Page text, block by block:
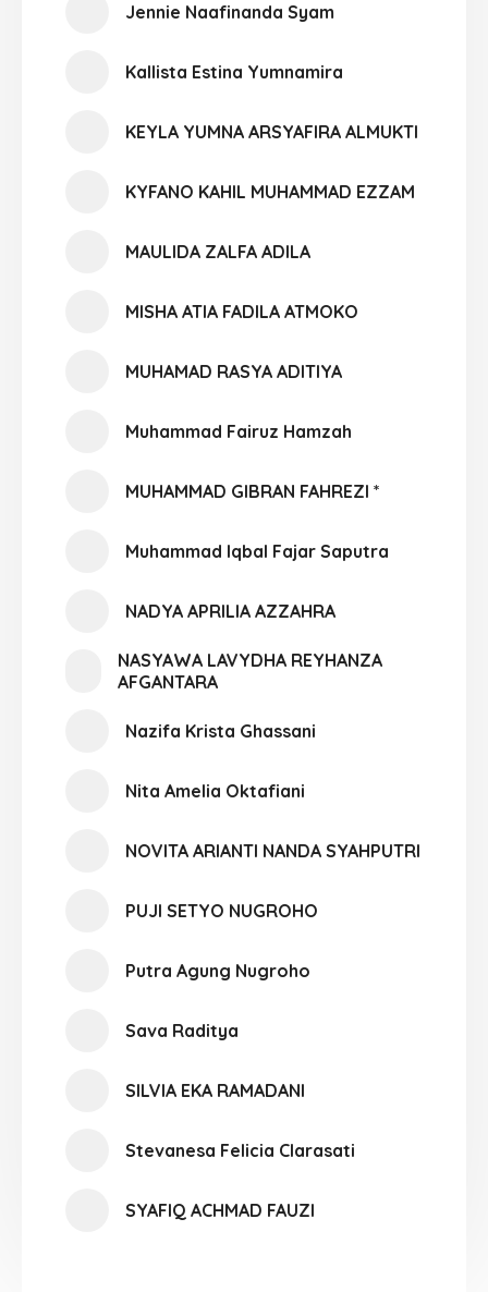
Jennie Naafinanda Syam
Kallista Estina Yumnamira
KEYLA YUMNA ARSYAFIRA ALMUKTI
KYFANO KAHIL MUHAMMAD EZZAM
MAULIDA ZALFA ADILA
MISHA ATIA FADILA ATMOKO
MUHAMAD RASYA ADITIYA
Muhammad Fairuz Hamzah
MUHAMMAD GIBRAN FAHREZI *
Muhammad Iqbal Fajar Saputra
NADYA APRILIA AZZAHRA
NASYAWA LAVYDHA REYHANZA
AFGANTARA
Nazifa Krista Ghassani
Nita Amelia Oktafiani
NOVITA ARIANTI NANDA SYAHPUTRI
PUJI SETYO NUGROHO
Putra Agung Nugroho
Sava Raditya
SILVIA EKA RAMADANI
Stevanesa Felicia Clarasati
SYAFIQ ACHMAD FAUZI